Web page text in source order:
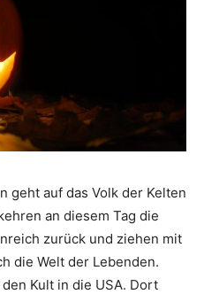
geht auf das Volk der Kelten
an diesem Tag die
zurück und ziehen mit
die Welt der Lebenden.
Kult in die USA. Dort